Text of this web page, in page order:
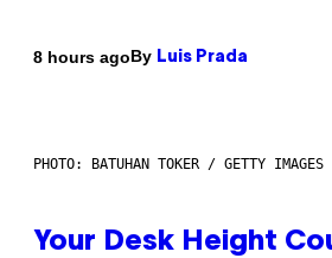
8 hours agoBy Luis Prada
PHOTO: BATUHAN TOKER / GETTY IMAGES
Your Desk Height